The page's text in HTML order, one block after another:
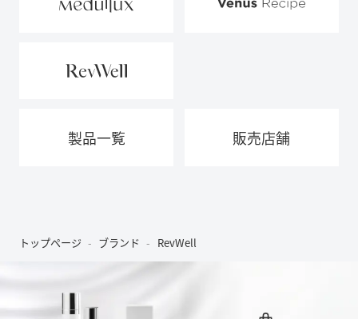
製品一覧 販売店舗
トップページ ブランド RevWell